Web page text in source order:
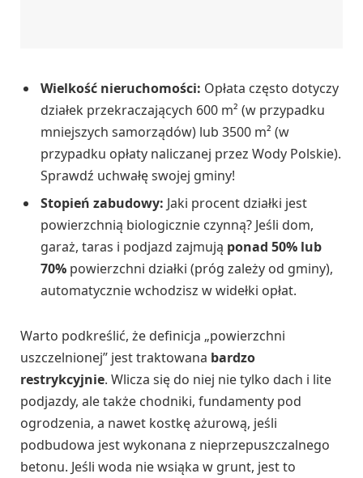
Wielkość nieruchomości: Opłata często dotyczy
działek przekraczających 600 m² (w przypadku
mniejszych samorządów) lub 3500 m² (w
przypadku opłaty naliczanej przez Wody Polskie).
Sprawdź uchwałę swojej gminy!
Stopień zabudowy: Jaki procent działki jest
powierzchnią biologicznie czynną? Jeśli dom,
garaż, taras i podjazd zajmują ponad 50% lub
70% powierzchni działki (próg zależy od gminy),
automatycznie wchodzisz w widełki opłat.
Warto podkreślić, że definicja „powierzchni
uszczelnionej” jest traktowana bardzo
restrykcyjnie. Wlicza się do niej nie tylko dach i lite
podjazdy, ale także chodniki, fundamenty pod
ogrodzenia, a nawet kostkę ażurową, jeśli
podbudowa jest wykonana z nieprzepuszczalnego
betonu. Jeśli woda nie wsiąka w grunt, jest to